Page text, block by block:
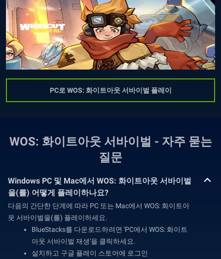
PC로 WOS: 화이트아웃 서바이벌 플레이
WOS: 화이트아웃 서바이벌 - 자주 묻는
질문
Windows PC 및 Mac에서 WOS: 화이트아웃 서바이벌
을(를) 어떻게 플레이하나요?
다음의 간단한 단계에 따라 PC 또는 Mac에서 WOS: 화이트아
웃 서바이벌을(를) 플레이하세요.
BlueStacks를 다운로드하려면 'PC에서 WOS: 화이트
아웃 서바이벌 재생'을 클릭하세요.
설치하고 구글 플레이 스토어에 로그인